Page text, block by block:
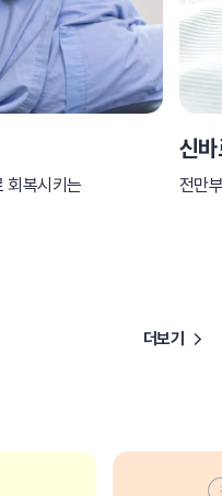
회복시키는
신바
전만
더보기